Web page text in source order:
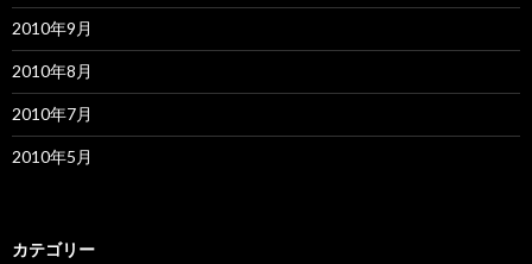
2010年9月
2010年8月
2010年7月
2010年5月
カテゴリー